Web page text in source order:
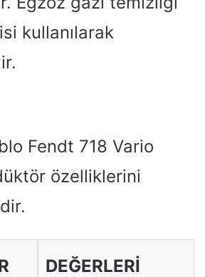
kullanılarak
Fendt 718 Vario
özelliklerini
DEĞERLERI